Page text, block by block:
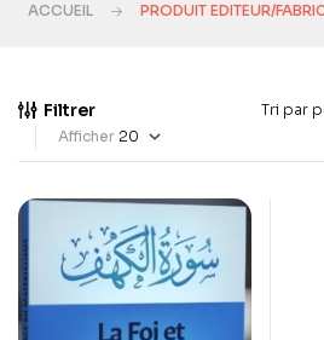
ACCUEIL PRODUIT EDITEUR/
Filtrer
Afficher